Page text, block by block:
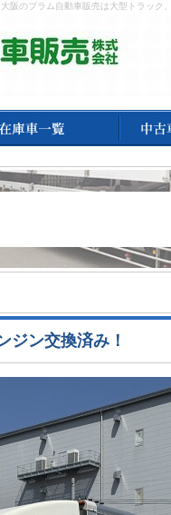
阪のプラム自動車販売は大型トラッ
ジン交換済み！